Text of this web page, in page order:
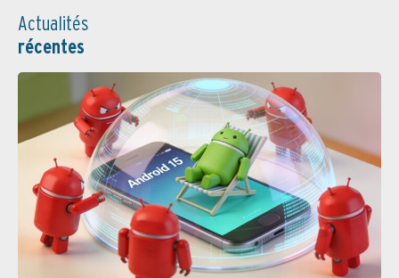
Actualités
récentes